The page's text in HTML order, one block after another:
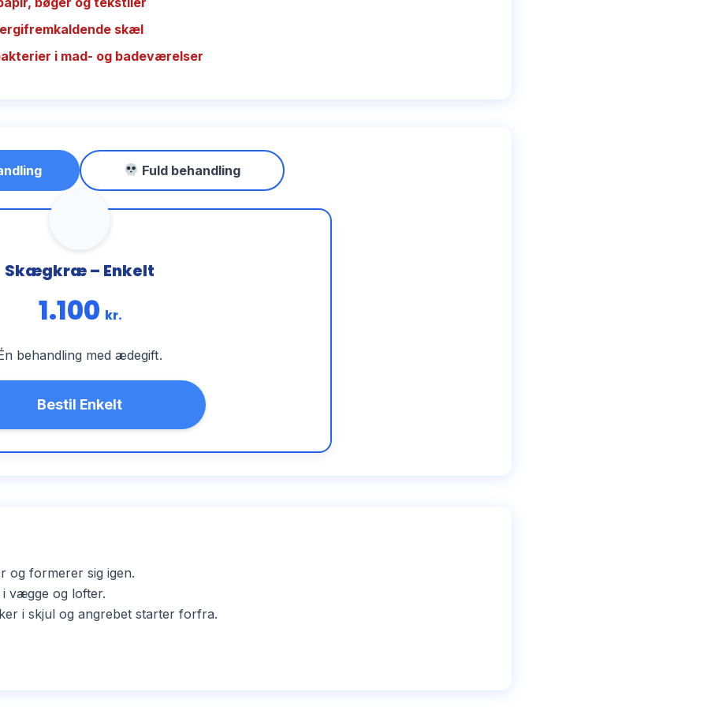
skæl
i mad- og badeværelser
Fuld behandling
Skægkræ – Enkelt
1.100 kr.
behandling med ædegift.
Bestil Enkelt
og formerer sig igen.
vægge og lofter.
i skjul og angrebet starter forfra.